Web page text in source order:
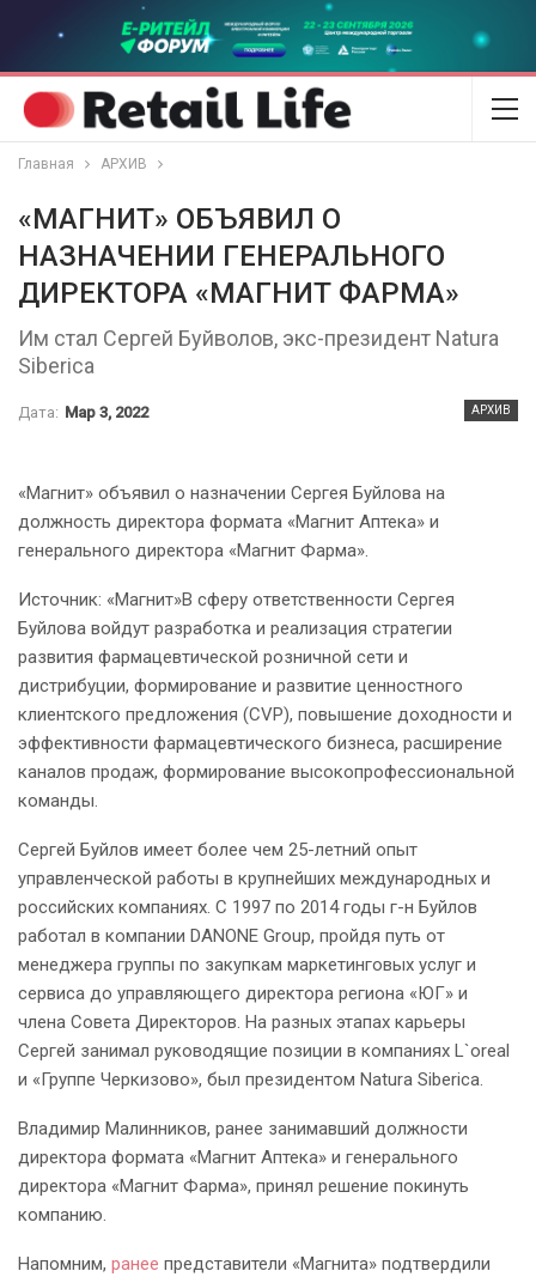
Главная АРХИВ
«МАГНИТ» ОБЪЯВИЛ О
НАЗНАЧЕНИИ ГЕНЕРАЛЬНОГО
ДИРЕКТОРА «МАГНИТ ФАРМА»
Им стал Сергей Буйволов, экс-президент Natura
Siberica
АРХИВ
Дата: Мар 3, 2022
«Магнит» объявил о назначении Сергея Буйлова на
должность директора формата «Магнит Аптека» и
генерального директора «Магнит Фарма».
Источник: «Магнит»В сферу ответственности Сергея
Буйлова войдут разработка и реализация стратегии
развития фармацевтической розничной сети и
дистрибуции, формирование и развитие ценностного
клиентского предложения (CVP), повышение доходности и
эффективности фармацевтического бизнеса, расширение
каналов продаж, формирование высокопрофессиональной
команды.
Сергей Буйлов имеет более чем 25-летний опыт
управленческой работы в крупнейших международных и
российских компаниях. С 1997 по 2014 годы г-н Буйлов
работал в компании DANONE Group, пройдя путь от
менеджера группы по закупкам маркетинговых услуг и
сервиса до управляющего директора региона «ЮГ» и
члена Совета Директоров. На разных этапах карьеры
Сергей занимал руководящие позиции в компаниях L`oreal
и «Группе Черкизово», был президентом Natura Siberica.
Владимир Малинников, ранее занимавший должности
директора формата «Магнит Аптека» и генерального
директора «Магнит Фарма», принял решение покинуть
компанию.
Напомним, ранее представители «Магнита» подтвердили